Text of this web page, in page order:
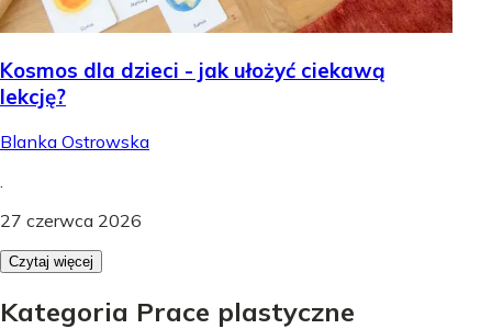
Kosmos dla dzieci - jak ułożyć ciekawą
lekcję?
Blanka Ostrowska
.
27 czerwca 2026
Czytaj więcej
Kategoria Prace plastyczne